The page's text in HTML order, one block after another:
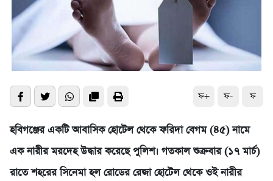
ফ+ ফ- ফ
হবিগঞ্জের একটি আবাসিক হোটেল থেকে ফরিদা বেগম (৪৫) নামে
এক নারীর মরদেহ উদ্ধার করেছে পুলিশ। গতকাল শুক্রবার (১৭ মার্চ)
রাতে শহরের সিনেমা হল রোডের রেজা হোটেল থেকে ওই নারীর